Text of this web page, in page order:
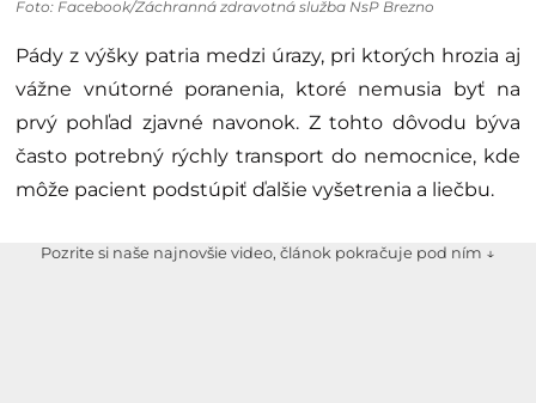
Foto: Facebook/Záchranná zdravotná služba NsP Brezno
Pády z výšky patria medzi úrazy, pri ktorých hrozia aj
vážne vnútorné poranenia, ktoré nemusia byť na
prvý pohľad zjavné navonok. Z tohto dôvodu býva
často potrebný rýchly transport do nemocnice, kde
môže pacient podstúpiť ďalšie vyšetrenia a liečbu.
Pozrite si naše najnovšie video, článok pokračuje pod ním ↓